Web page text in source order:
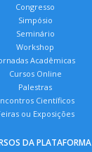
Congresso
Simpósio
Seminário
Workshop
Acadêmicas
Cursos Online
Palestras
Científicos
ou Exposições
DA PLATAFORMA